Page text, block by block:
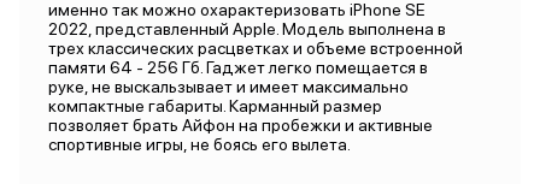
именно так можно охарактеризовать iPhone SE
2022, представленный Apple. Модель выполнена в
трех классических расцветках и объеме встроенной
памяти 64 - 256 Гб. Гаджет легко помещается в
руке, не выскальзывает и имеет максимально
компактные габариты. Карманный размер
позволяет брать Айфон на пробежки и активные
спортивные игры, не боясь его вылета.